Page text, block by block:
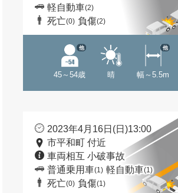
軽自動車(2)
死亡(0) 負傷(2)
45～54歳
他
晴 幅～5.5m
他
2023年4月16日(日)13:00
市平和町 付近
車両相互 小破事故
普通乗用車(1) 軽自動車(1)
死亡(0) 負傷(1)